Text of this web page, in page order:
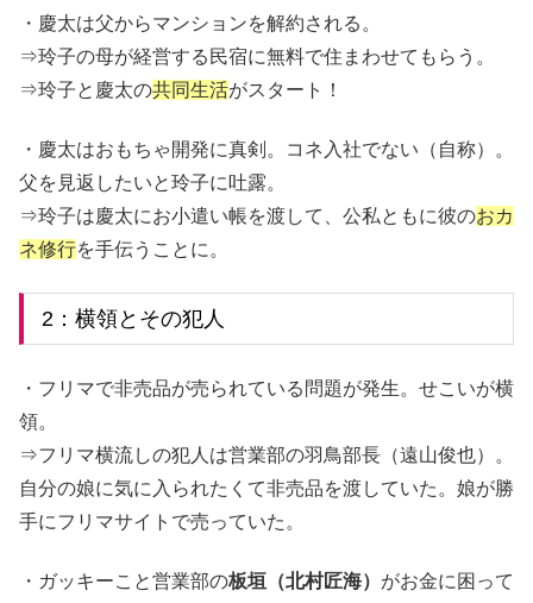
・慶太は父からマンションを解約される。
⇒玲子の母が経営する民宿に無料で住まわせてもらう。
⇒玲子と慶太の共同生活がスタート！
・慶太はおもちゃ開発に真剣。コネ入社でない（自称）。
父を見返したいと玲子に吐露。
⇒玲子は慶太にお小遣い帳を渡して、公私ともに彼のおカ
ネ修行を手伝うことに。
2：横領とその犯人
・フリマで非売品が売られている問題が発生。せこいが横
領。
⇒フリマ横流しの犯人は営業部の羽鳥部長（遠山俊也）。
自分の娘に気に入られたくて非売品を渡していた。娘が勝
手にフリマサイトで売っていた。
・ガッキーこと営業部の板垣（北村匠海） がお金に困って